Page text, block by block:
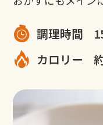
調理時間
カロリー